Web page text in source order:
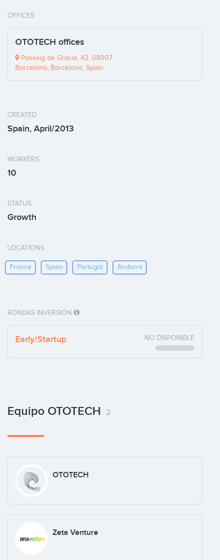
OFFICES
OTOTECH offices
Passeig de Gràcia, 42, 08007
Barcelona, Barcelona, Spain
CREATED
Spain, April/2013
WORKERS
10
STATUS
Growth
LOCATIONS
France Spain Portugal Andorra
RONDAS INVERSIÓN
Early/Startup NO DISPONIBLE
Equipo OTOTECH 2
OTOTECH
Zeta Venture